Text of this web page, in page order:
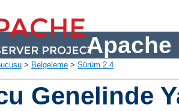
Apache
> Belgeleme > Sürüm 2.4
Genelinde